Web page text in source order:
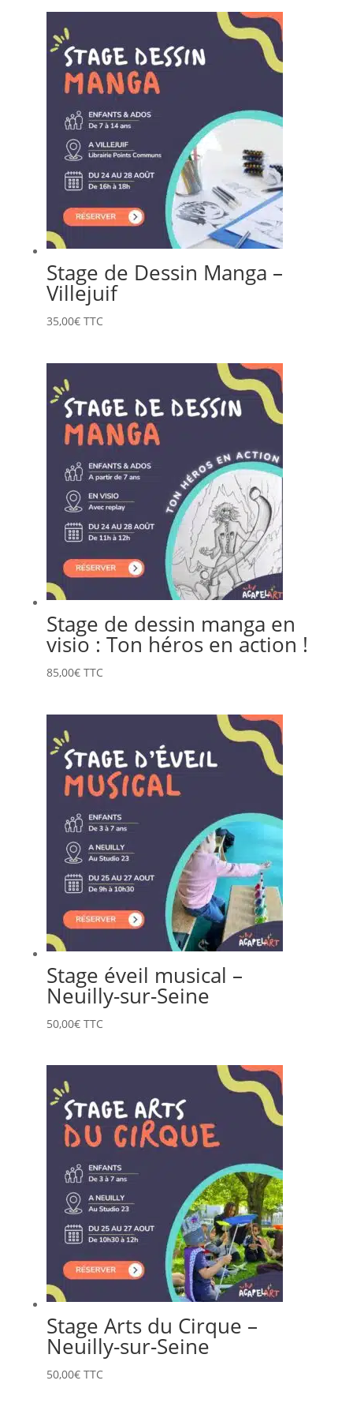
Stage de Dessin Manga –
Villejuif
35,00€ TTC
Stage de dessin manga en
visio : Ton héros en action !
85,00€ TTC
Stage éveil musical –
Neuilly-sur-Seine
50,00€ TTC
Stage Arts du Cirque –
Neuilly-sur-Seine
50,00€ TTC